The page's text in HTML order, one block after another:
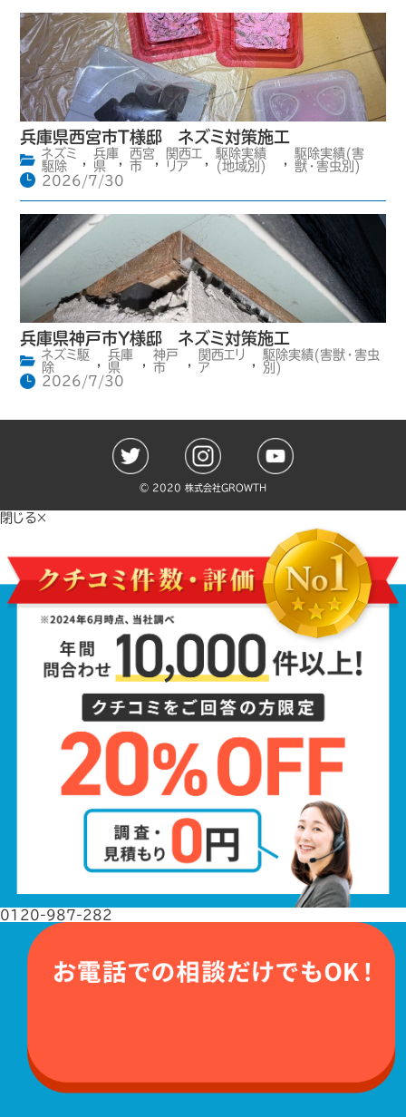
兵庫県西宮市T様邸 ネズミ対策施工
ネズミ
駆除
,
兵庫
県
,
西宮
市
,
関西エ
リア
,
駆除実績
(地域別)
,
駆除実績(害
獣・害虫別)
2026/7/30
兵庫県神戸市Y様邸 ネズミ対策施工
ネズミ駆
除
,
兵庫
県
,
神戸
市
,
関西エリ
ア
,
駆除実績(害獣・害虫
別)
2026/7/30
©️ 2020 株式会社GROWTH
閉じる×
0120-987-282